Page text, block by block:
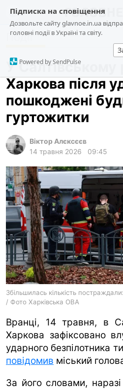
Підписка на сповіщення
Дозвольте сайту glavnoe.in.ua
головні події в Україні та світу.
Powered by SendPulse
новини
про проєкт
ua ru en
Події
У Салтівському
Харкова після
пошкоджені
гуртожитки
Віктор Алєксєєв
14 травня 2026
09:45
Збільшилась кількість
/ Фото Харківська ОВА
Вранці, 14 травня, в
Харкова зафіксовано
ударного безпілотника
повідомив міський
За його словами,